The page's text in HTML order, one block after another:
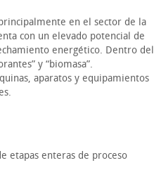
en el sector de la
con un elevado potencial de
energético. Dentro del
y “biomasa”.
aparatos y equipamientos
etapas enteras de proceso